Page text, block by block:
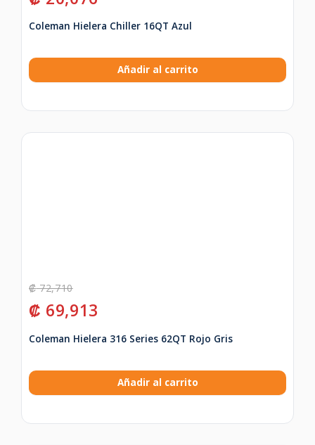
Coleman Hielera Chiller 16QT Azul
Añadir al carrito
₡72,710
₡ 69,913
Coleman Hielera 316 Series 62QT Rojo Gris
Añadir al carrito